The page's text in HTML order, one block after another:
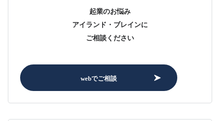
起業のお悩み
アイランド・ブレインに
ご相談ください
webでご相談